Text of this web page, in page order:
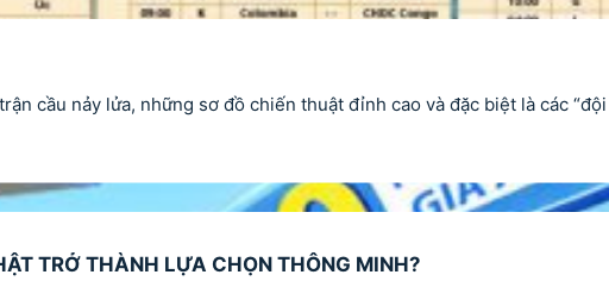
cầu nảy lửa, những sơ đồ chiến thuật đỉnh cao và đặc biệt là các
TRỞ THÀNH LỰA CHỌN THÔNG MINH?